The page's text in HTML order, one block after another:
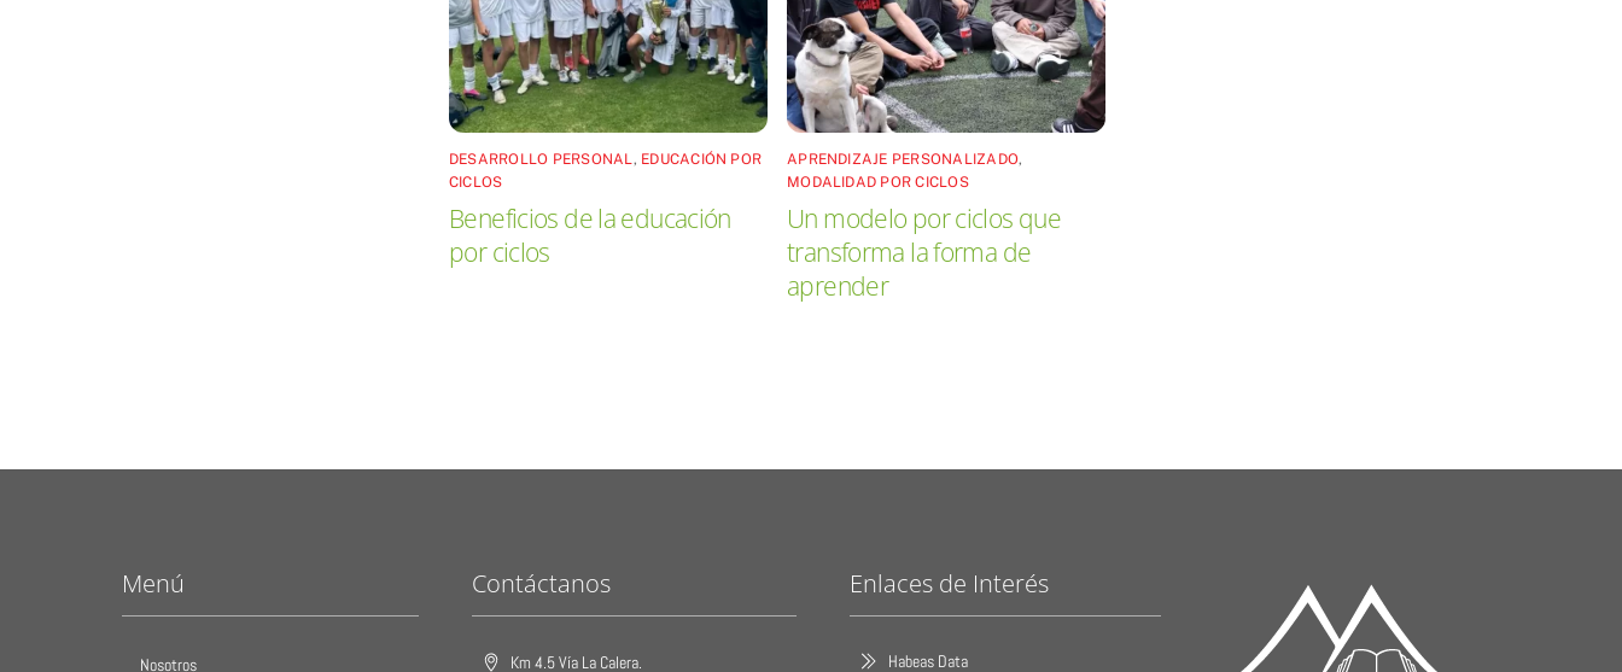
DESARROLLO PERSONAL, EDUCACIÓN POR
CICLOS
Beneficios de la educación
por ciclos
APRENDIZAJE PERSONALIZADO,
MODALIDAD POR CICLOS
Un modelo por ciclos que
transforma la forma de
aprender
Menú
Nosotros
Contáctanos
Km 4.5 Vía La Calera.
Enlaces de Interés
Habeas Data